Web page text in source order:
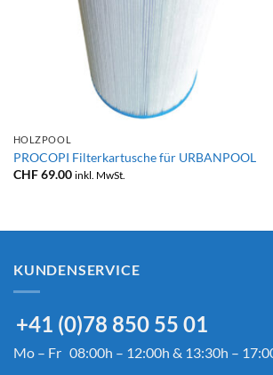
HOLZPOOL
PROCOPI Filterkartusche für URBANPOOL
CHF69.00 inkl. MwSt.
KUNDENSERVICE
+41 (0)78 850 55 01
Mo – Fr 08:00h – 12:00h & 13:30h –